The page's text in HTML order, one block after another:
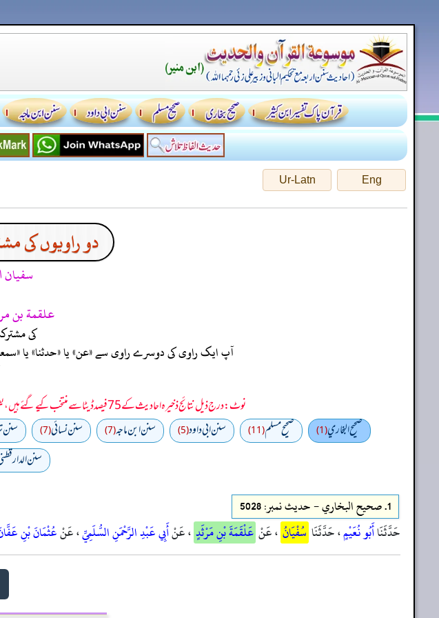
Eng
Ur-Latn
دو راویوں کی
سفيان
علقمة بن
کی
آپ ایک راوی کی دوسرے راوی سے «عن» یا «حدثنا» یا
نوٹ: درج ذیل نتائج ذخیرہ احادیث کے 75 فیصد ڈیٹا سے منتخب کیے گئے ہیں، یعنی ان راوی پر مزید احادیث بھی موجود ہو سکتی ہیں، اس لیے ان نتائج کو ابتدائی (اندازاً) سمجھا جائے۔
صحيح البخاري(1) صحيح مسلم(11) سنن ابي داود(5) سنن ابن ماجه(7) سنن نسائي(7) سنن
سنن
1. صحيح البخاري - حدیث نمبر: 5028
حَدَّثَنَاأَبُو نُعَيْمٍ، حَدَّثَنَا سُفْيَانُ ، عَنْ عَلْقَمَةَ بْنِ مَرْثَدٍ ، عَنْأَبِي عَبْدِ الرَّحْمَنِ السُّلَمِيِّ، عَنْعُثْمَانَ بْنِ